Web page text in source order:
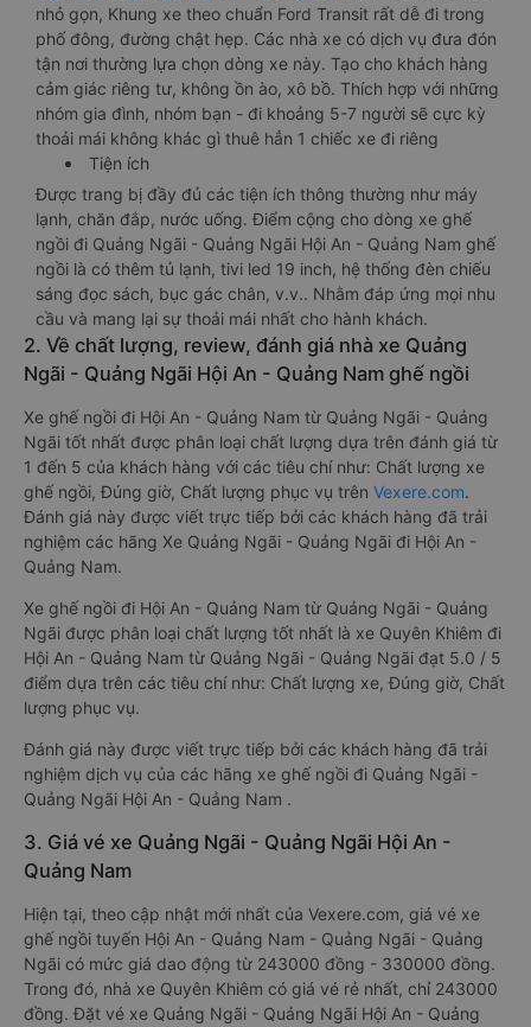
nhỏ gọn, Khung xe theo chuẩn Ford Transit rất dễ đi trong
phố đông, đường chật hẹp. Các nhà xe có dịch vụ đưa đón
tận nơi thường lựa chọn dòng xe này. Tạo cho khách hàng
cảm giác riêng tư, không ồn ào, xô bồ. Thích hợp với những
nhóm gia đình, nhóm bạn - đi khoảng 5-7 người sẽ cực kỳ
thoải mái không khác gì thuê hẳn 1 chiếc xe đi riêng
Tiện ích
Được trang bị đầy đủ các tiện ích thông thường như máy
lạnh, chăn đắp, nước uống. Điểm cộng cho dòng xe ghế
ngồi đi Quảng Ngãi - Quảng Ngãi Hội An - Quảng Nam ghế
ngồi là có thêm tủ lạnh, tivi led 19 inch, hệ thống đèn chiếu
sáng đọc sách, bục gác chân, v.v.. Nhằm đáp ứng mọi nhu
cầu và mang lại sự thoải mái nhất cho hành khách.
2. Về chất lượng, review, đánh giá nhà xe Quảng
Ngãi - Quảng Ngãi Hội An - Quảng Nam ghế ngồi
Xe ghế ngồi đi Hội An - Quảng Nam từ Quảng Ngãi - Quảng
Ngãi tốt nhất được phân loại chất lượng dựa trên đánh giá từ
1 đến 5 của khách hàng với các tiêu chí như: Chất lượng xe
ghế ngồi, Đúng giờ, Chất lượng phục vụ trên Vexere.com.
Đánh giá này được viết trực tiếp bởi các khách hàng đã trải
nghiệm các hãng Xe Quảng Ngãi - Quảng Ngãi đi Hội An -
Quảng Nam.
Xe ghế ngồi đi Hội An - Quảng Nam từ Quảng Ngãi - Quảng
Ngãi được phân loại chất lượng tốt nhất là xe Quyên Khiêm đi
Hội An - Quảng Nam từ Quảng Ngãi - Quảng Ngãi đạt 5.0 / 5
điểm dựa trên các tiêu chí như: Chất lượng xe, Đúng giờ, Chất
lượng phục vụ.
Đánh giá này được viết trực tiếp bởi các khách hàng đã trải
nghiệm dịch vụ của các hãng xe ghế ngồi đi Quảng Ngãi -
Quảng Ngãi Hội An - Quảng Nam .
3. Giá vé xe Quảng Ngãi - Quảng Ngãi Hội An -
Quảng Nam
Hiện tại, theo cập nhật mới nhất của Vexere.com, giá vé xe
ghế ngồi tuyến Hội An - Quảng Nam - Quảng Ngãi - Quảng
Ngãi có mức giá dao động từ 243000 đồng - 330000 đồng.
Trong đó, nhà xe Quyên Khiêm có giá vé rẻ nhất, chỉ 243000
đồng. Đặt vé xe Quảng Ngãi - Quảng Ngãi Hội An - Quảng